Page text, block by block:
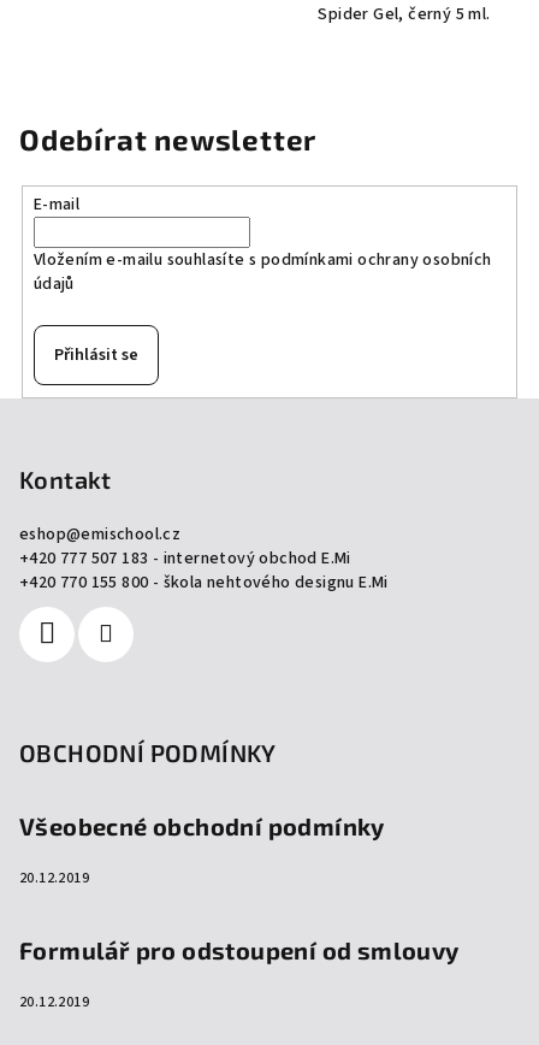
Spider Gel, černý 5 ml.
Odebírat newsletter
E-mail
Vložením e-mailu souhlasíte s podmínkami ochrany osobních
údajů
Přihlásit se
Kontakt
eshop@emischool.cz
+420 777 507 183 - internetový obchod E.Mi
+420 770 155 800 - škola nehtového designu E.Mi
OBCHODNÍ PODMÍNKY
Všeobecné obchodní podmínky
20.12.2019
Formulář pro odstoupení od smlouvy
20.12.2019